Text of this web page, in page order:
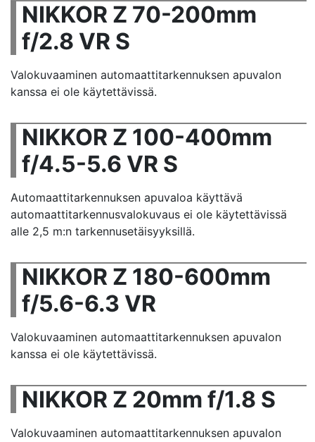
NIKKOR Z 70-200mm
f/2.8 VR S
Valokuvaaminen automaattitarkennuksen apuvalon
kanssa ei ole käytettävissä.
NIKKOR Z 100-400mm
f/4.5-5.6 VR S
Automaattitarkennuksen apuvaloa käyttävä
automaattitarkennusvalokuvaus ei ole käytettävissä
alle 2,5 m:n tarkennusetäisyyksillä.
NIKKOR Z 180-600mm
f/5.6-6.3 VR
Valokuvaaminen automaattitarkennuksen apuvalon
kanssa ei ole käytettävissä.
NIKKOR Z 20mm f/1.8 S
Valokuvaaminen automaattitarkennuksen apuvalon